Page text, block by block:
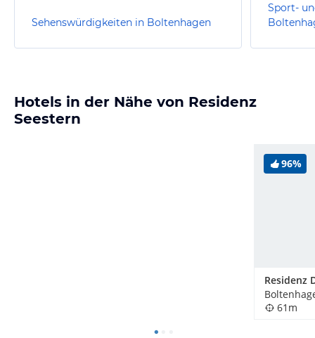
Sehenswürdigkeiten in Boltenhagen
Sport-
Hotels in der Nähe von Residenz
Seestern
96%
Residenz
61m